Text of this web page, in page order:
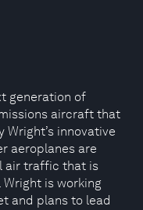
generation of
aircraft that
innovative
aeroplanes are
air traffic that is
is working
and plans to lead